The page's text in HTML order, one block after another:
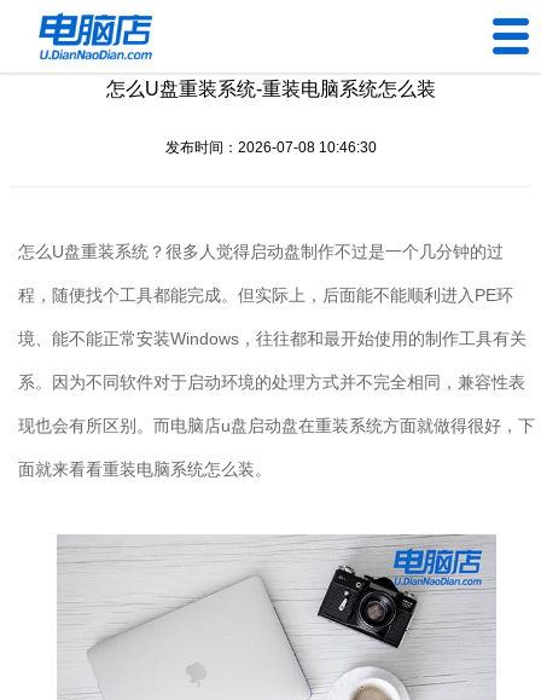
U盘工具
装机问题
电脑问题
怎么U盘重装系统-重装电脑系统怎么装
发布时间：2026-07-08 10:46:30
怎么U盘重装系统？很多人觉得启动盘制作不过是一个几分钟的过
程，随便找个工具都能完成。但实际上，后面能不能顺利进入 PE环
境、能不能正常安装Windows ，往往都和最开始使用的制作工具有关
系。因为不同软件对于启动环境的处理方式并不完全相同，兼容性表
现也会有所区别。而电脑店u盘启动盘在重装系统方面就做得很好，下
面就来看看重装电脑系统怎么装。